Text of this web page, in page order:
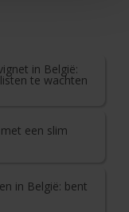
in België:
te wachten
een slim
in België: bent